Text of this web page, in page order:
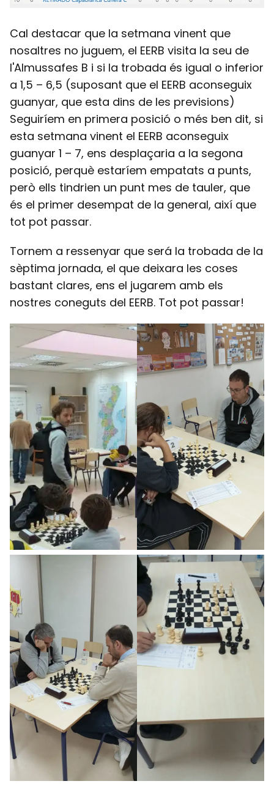
Cal destacar que la setmana vinent que
nosaltres no juguem, el EERB visita la seu de
l'Almussafes B i si la trobada és igual o inferior
a 1,5 – 6,5 (suposant que el EERB aconseguix
guanyar, que esta dins de les previsions)
Seguiríem en primera posició o més ben dit, si
esta setmana vinent el EERB aconseguix
guanyar 1 – 7, ens desplaçaria a la segona
posició, perquè estaríem empatats a punts,
però ells tindrien un punt mes de tauler, que
és el primer desempat de la general, així que
tot pot passar.
Tornem a ressenyar que será la trobada de la
sèptima jornada, el que deixara les coses
bastant clares, ens el jugarem amb els
nostres coneguts del EERB. Tot pot passar!